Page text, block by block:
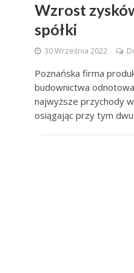
Wzrost
spółki
30 Września 2022
Poznańska firma
budownictwa
najwyższe przychody
osiągając przy tym